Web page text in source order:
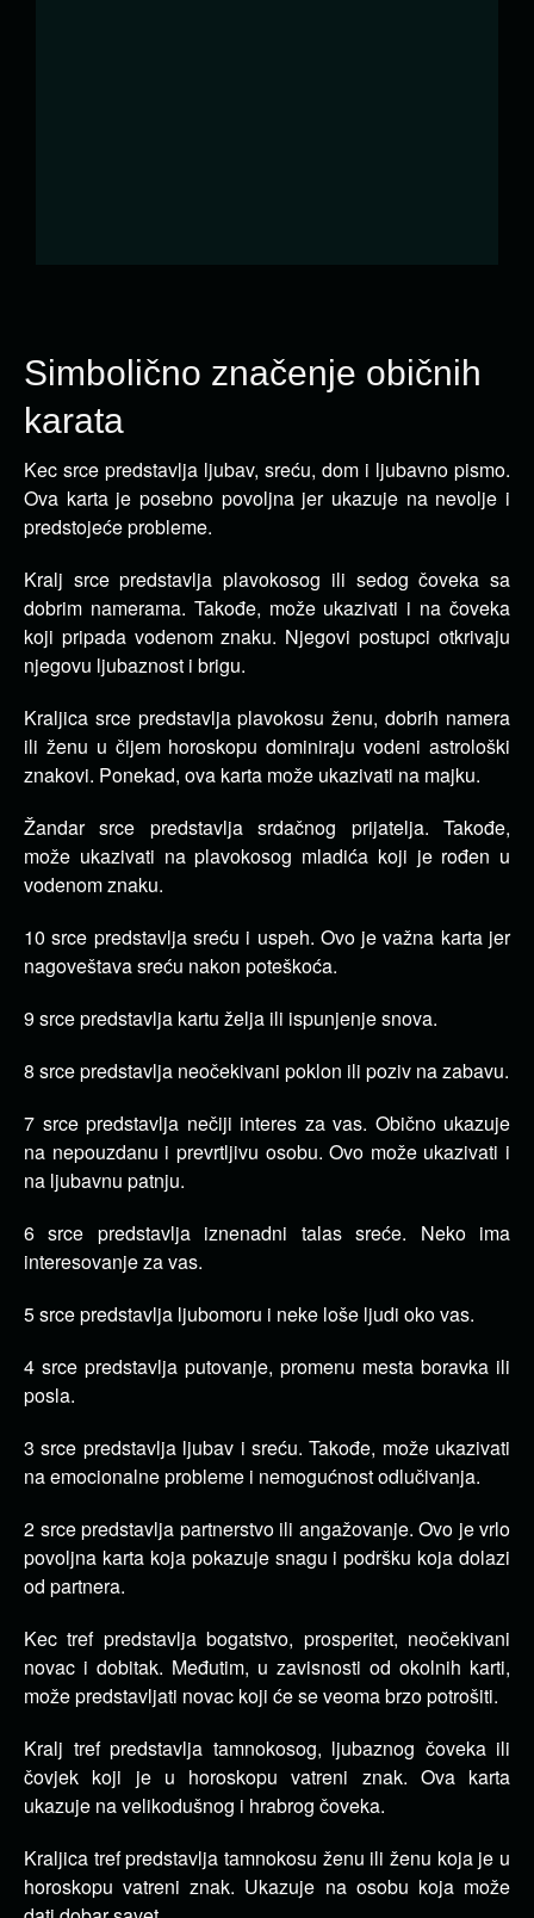
Simbolično značenje običnih
karata
Kec srce predstavlja ljubav, sreću, dom i ljubavno pismo.
Ova karta je posebno povoljna jer ukazuje na nevolje i
predstojeće probleme.
Kralj srce predstavlja plavokosog ili sedog čoveka sa
dobrim namerama. Takođe, može ukazivati i na čoveka
koji pripada vodenom znaku. Njegovi postupci otkrivaju
njegovu ljubaznost i brigu.
Kraljica srce predstavlja plavokosu ženu, dobrih namera
ili ženu u čijem horoskopu dominiraju vodeni astrološki
znakovi. Ponekad, ova karta može ukazivati na majku.
Žandar srce predstavlja srdačnog prijatelja. Takođe,
može ukazivati na plavokosog mladića koji je rođen u
vodenom znaku.
10 srce predstavlja sreću i uspeh. Ovo je važna karta jer
nagoveštava sreću nakon poteškoća.
9 srce predstavlja kartu želja ili ispunjenje snova.
8 srce predstavlja neočekivani poklon ili poziv na zabavu.
7 srce predstavlja nečiji interes za vas. Obično ukazuje
na nepouzdanu i prevrtljivu osobu. Ovo može ukazivati i
na ljubavnu patnju.
6 srce predstavlja iznenadni talas sreće. Neko ima
interesovanje za vas.
5 srce predstavlja ljubomoru i neke loše ljudi oko vas.
4 srce predstavlja putovanje, promenu mesta boravka ili
posla.
3 srce predstavlja ljubav i sreću. Takođe, može ukazivati
na emocionalne probleme i nemogućnost odlučivanja.
2 srce predstavlja partnerstvo ili angažovanje. Ovo je vrlo
povoljna karta koja pokazuje snagu i podršku koja dolazi
od partnera.
Kec tref predstavlja bogatstvo, prosperitet, neočekivani
novac i dobitak. Međutim, u zavisnosti od okolnih karti,
može predstavljati novac koji će se veoma brzo potrošiti.
Kralj tref predstavlja tamnokosog, ljubaznog čoveka ili
čovjek koji je u horoskopu vatreni znak. Ova karta
ukazuje na velikodušnog i hrabrog čoveka.
Kraljica tref predstavlja tamnokosu ženu ili ženu koja je u
horoskopu vatreni znak. Ukazuje na osobu koja može